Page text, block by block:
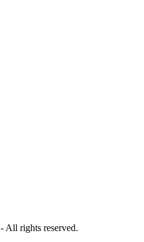
- All rights reserved.